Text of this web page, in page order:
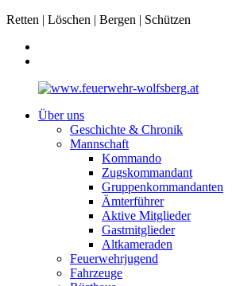
Retten | Löschen | Bergen | Schützen
Über uns
Geschichte & Chronik
Mannschaft
Kommando
Zugskommandant
Gruppenkommandanten
Ämterführer
Aktive Mitglieder
Gastmitglieder
Altkameraden
Feuerwehrjugend
Fahrzeuge